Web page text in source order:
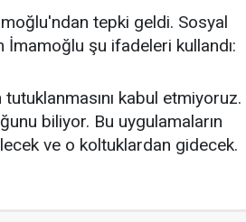
tepki geldi. Sosyal
İmamoğlu şu ifadeleri kullandı:
tutuklanmasını kabul etmiyoruz.
biliyor. Bu uygulamaların
ve o koltuklardan gidecek.